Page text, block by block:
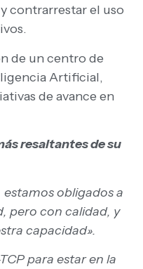
contrarrestar el uso
de un centro de
Artificial,
de avance en
resaltantes de su
obligados a
pero con calidad, y
capacidad».
para estar en la